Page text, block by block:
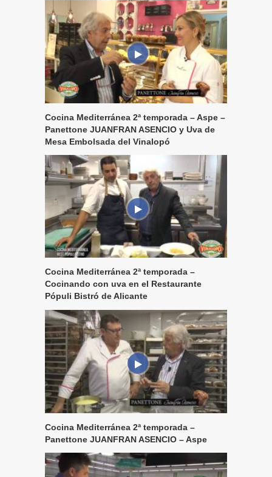
Cocina Mediterránea 2ª temporada – Aspe –
Panettone JUANFRAN ASENCIO y Uva de
Mesa Embolsada del Vinalopó
Cocina Mediterránea 2ª temporada –
Cocinando con uva en el Restaurante
Pópuli Bistró de Alicante
Cocina Mediterránea 2ª temporada –
Panettone JUANFRAN ASENCIO – Aspe